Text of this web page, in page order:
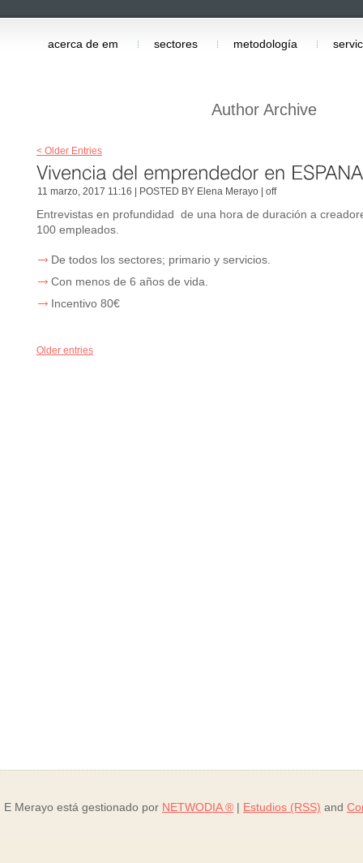
acerca de em sectores metodología
Author Archive
< Older Entries
11 marzo, 2017 11:16 | POSTED BY Elena Merayo | off
Entrevistas en profundidad de una hora de duración a
100 empleados.
De todos los sectores; primario y servicios.
Con menos de 6 años de vida.
Incentivo 80€
Older entries
E Merayo está gestionado por NETWODIA ® | Estudios (RSS) and